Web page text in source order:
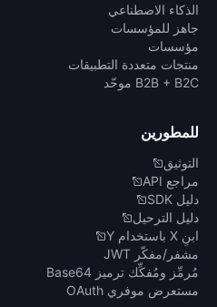
الذكاء الاصطناعي
جاهز للمؤسسات
مؤسسات
منتجات متعددة التطبيقات
B2B + B2C موحّد
للمطورين
التوثيق
مراجع API
دليل SDK
دليل الترحيل
ابنِ X باستخدام Y
مشفر/مفكّر JWT
مُرمِّز ومُفكِّك ترميز Base64
مستعرض موفري OAuth